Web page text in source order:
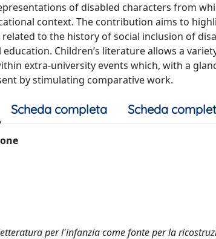
of disabled characters from
context. The contribution aims to
to the history of social inclusion of
Children’s literature allows a
extra-university events which, with a
by stimulating comparative work.
Scheda completa Scheda
per l'infanzia come fonte per la